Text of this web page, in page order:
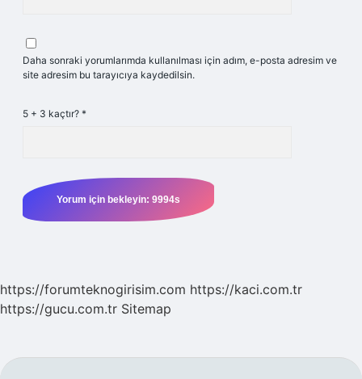
Daha sonraki yorumlarımda kullanılması için adım, e-posta adresim ve
site adresim bu tarayıcıya kaydedilsin.
5 + 3 kaçtır? *
https://forumteknogirisim.com https://kaci.com.tr
https://gucu.com.tr Sitemap